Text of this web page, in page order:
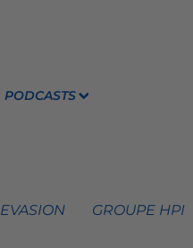
PODCASTS
GROUPE HPI